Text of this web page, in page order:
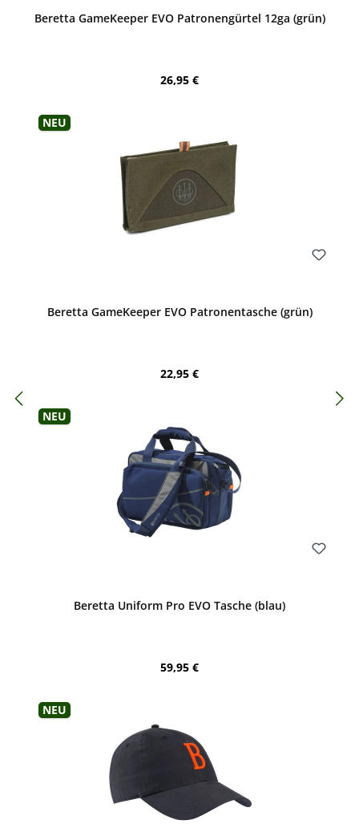
Beretta GameKeeper EVO Patronengürtel 12ga (grün)
Regulärer Preis:
26,95 €
Neu
Beretta GameKeeper EVO Patronentasche (grün)
Regulärer Preis:
22,95 €
Neu
Beretta Uniform Pro EVO Tasche (blau)
Regulärer Preis:
59,95 €
Neu